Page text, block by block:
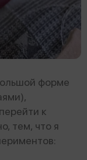
форме
к
тем, что я